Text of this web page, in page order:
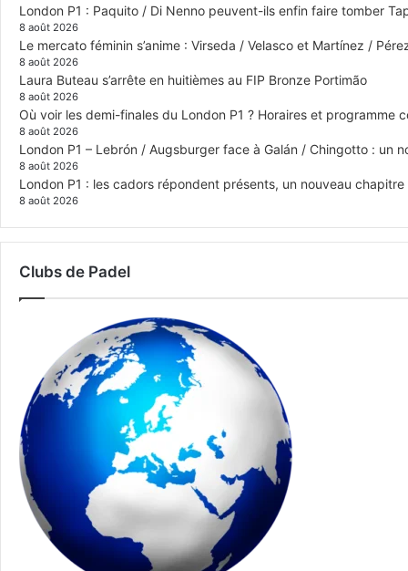
London P1 : Paquito / Di Nenno peuvent-ils enfin faire tomber
8 août 2026
Le mercato féminin s’anime : Virseda / Velasco et Martínez /
8 août 2026
Laura Buteau s’arrête en huitièmes au FIP Bronze Portimão
8 août 2026
Où voir les demi-finales du London P1 ? Horaires et programme
8 août 2026
London P1 – Lebrón / Augsburger face à Galán / Chingotto : un
8 août 2026
London P1 : les cadors répondent présents, un nouveau
8 août 2026
Clubs de Padel